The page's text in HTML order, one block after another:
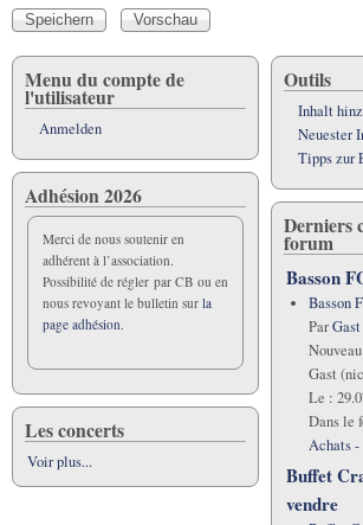
Menu du compte de
l'utilisateur
Anmelden
Adhésion 2026
Merci de nous soutenir en
adhérent à l’association.
Possibilité de régler par CB ou en
nous revoyant le bulletin sur la
page adhésion.
Les concerts
Voir plus...
Outils
Inhalt
Neuester
Tipps zur
Derniers
forum
Basson
Basson
ParGast
Gast
Le :
Dans le
Achats -
Buffet
vendre